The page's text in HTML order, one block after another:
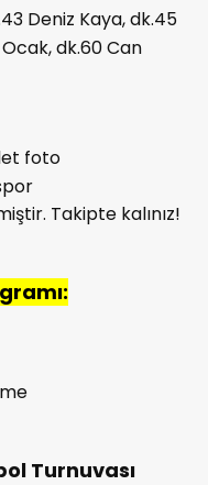
Deniz Kaya, dk.45
dk.60 Can
foto
Takipte kalınız!
Turnuvası